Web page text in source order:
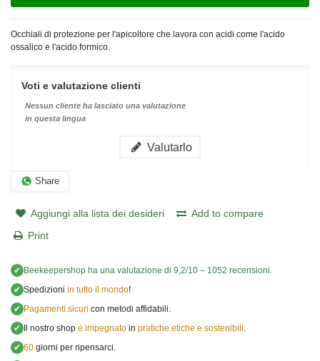
Occhiali di protezione per l'apicoltore che lavora con acidi come l'acido
ossalico e l'acido formico.
Voti e valutazione clienti
Nessun cliente ha lasciato una valutazione
in questa lingua
Valutarlo
Share
Aggiungi alla lista dei desideri
Add to compare
Print
✔ Beekeepershop ha una valutazione di 9,2/10 – 1052 recensioni.
✔ Spedizioni in tutto il mondo!
✔ Pagamenti sicuri con metodi affidabili.
✔ Il nostro shop è impegnato in pratiche etiche e sostenibili
✔ 60 giorni per ripensarci.